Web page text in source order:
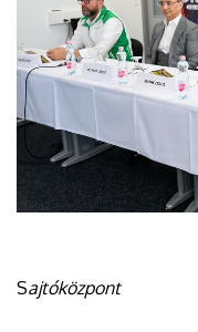
Sajtóközpont